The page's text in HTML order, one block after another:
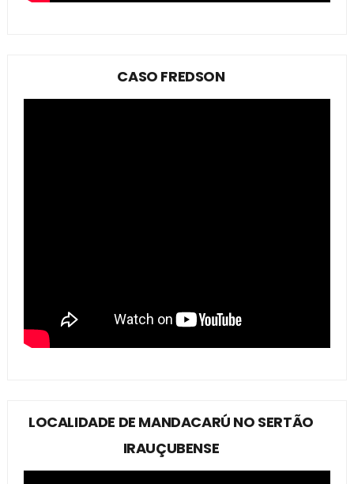
CASO FREDSON
LOCALIDADE DE MANDACARÚ NO SERTÃO
IRAUÇUBENSE